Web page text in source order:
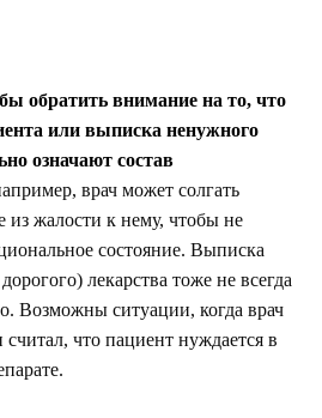
бы обратить внимание на то, что
или выписка ненужного
означают состав
врач может солгать
из жалости к нему, чтобы не
состояние. Выписка
лекарства тоже не всегда
Возможны ситуации, когда врач
что пациент нуждается в